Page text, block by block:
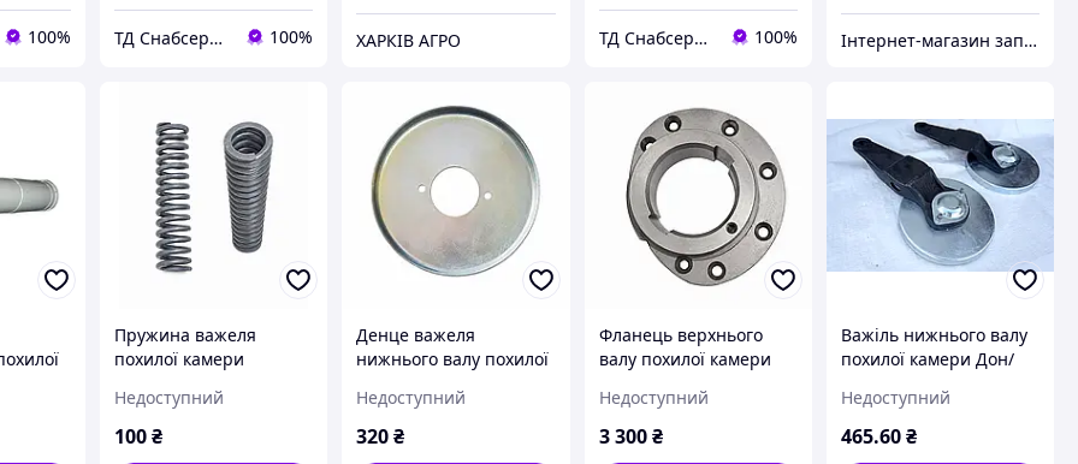
100% ТД Снабсервіс 100% ХАРКІВ АГРО ТД Снабсервіс 100% Інтернет-магазин запчастин «Версатайл Україна»
Пружина важеля
похилої камери
Недоступний
100₴
Денце важеля
нижнього валу похилої
Недоступний
320₴
Фланець верхнього
валу похилої камери
Недоступний
3 300 ₴
Важіль нижнього валу
похилої камери Дон/
Недоступний
465.60₴